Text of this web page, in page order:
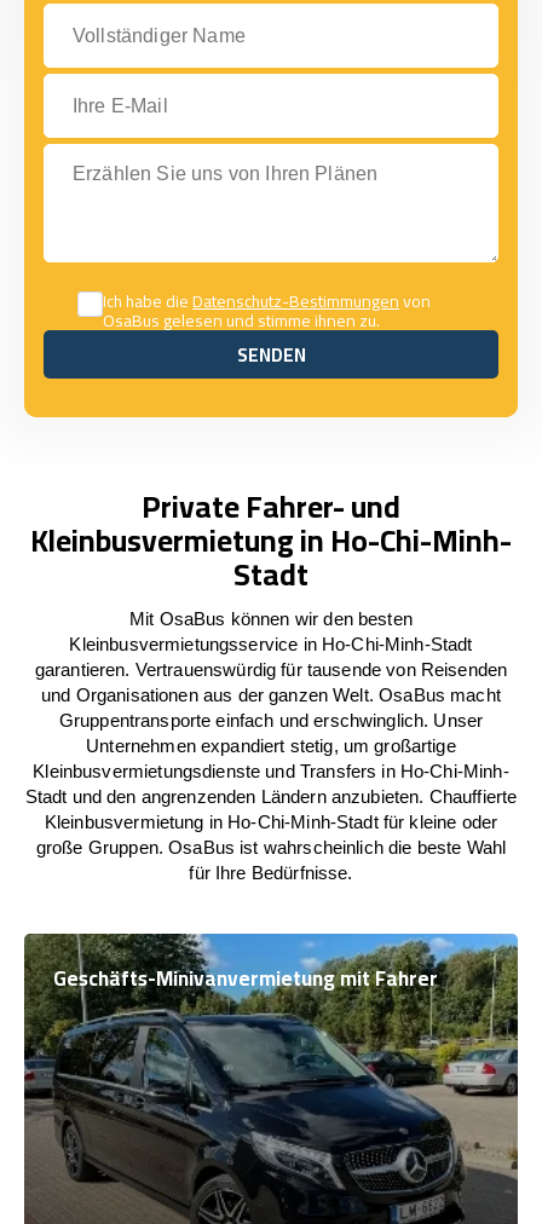
Vollständiger Name
Ihre E-Mail
Erzählen Sie uns von Ihren Plänen
Ich habe dieDatenschutz-Bestimmungenvon
OsaBus gelesen und stimme ihnen zu.
SENDEN
SENDEN
Private Fahrer- und
Kleinbusvermietung in Ho-Chi-Minh-
Stadt
Mit OsaBus können wir den besten
Kleinbusvermietungsservice in Ho-Chi-Minh-Stadt
garantieren. Vertrauenswürdig für tausende von Reisenden
und Organisationen aus der ganzen Welt. OsaBus macht
Gruppentransporte einfach und erschwinglich. Unser
Unternehmen expandiert stetig, um großartige
Kleinbusvermietungsdienste und Transfers in Ho-Chi-Minh-
Stadt und den angrenzenden Ländern anzubieten. Chauffierte
Kleinbusvermietung in Ho-Chi-Minh-Stadt für kleine oder
große Gruppen. OsaBus ist wahrscheinlich die beste Wahl
für Ihre Bedürfnisse.
Geschäfts-Minivanvermietung mit Fahrer